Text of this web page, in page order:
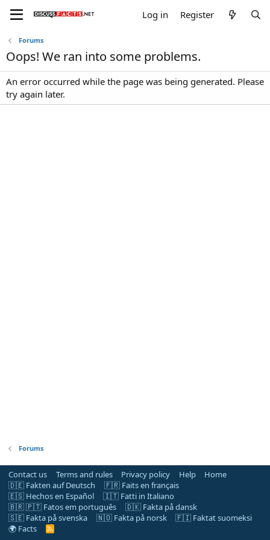
Log in Register
Forums
Oops! We ran into some problems.
An error occurred while the page was being generated. Please
try again later.
Forums
Contact us Terms and rules Privacy policy Help
Home
🇩🇪 Fakten auf Deutsch
🇫🇷 Faits en français
🇪🇸 Hechos en Español
🇮🇹 Fatti in Italiano
🇧🇷 🇵🇹 Fatos em português
🇩🇰 Fakta på dansk
🇸🇪 Fakta på svenska
🇳🇴 Fakta på norsk
🇫🇮 Faktat suomeksi
🌍 Facts
R